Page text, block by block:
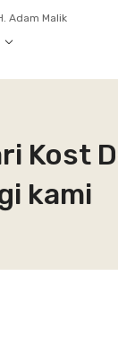
Adam Malik
Kost
kami